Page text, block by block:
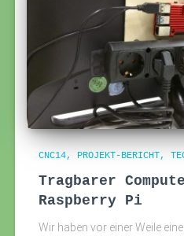
CNC14 PROJEKT-BERICHT
Tragbarer
Raspberry Pi
Wir haben vor einer Weile